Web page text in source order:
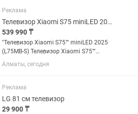
обладает...
Реклама
Телевизор Xiaomi S75 miniLED 2025 L75MB-S [191см, 4K/144Hz, Mini LED]
539 990 ₸
"Телевизор Xiaomi S75"" miniLED 2025
(L75MB-S) Телевизор Xiaomi S75""
miniLED 2025 L75MB-S обладает
отличной яркостью 1700 Нет
в сочетании с 704 зонами подсветки...
Алматы, сегодня
Реклама
LG 81 см телевизор
29 900 ₸